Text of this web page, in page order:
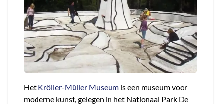
Het Kröller-Müller Museum is een museum voor
moderne kunst, gelegen in het Nationaal Park De